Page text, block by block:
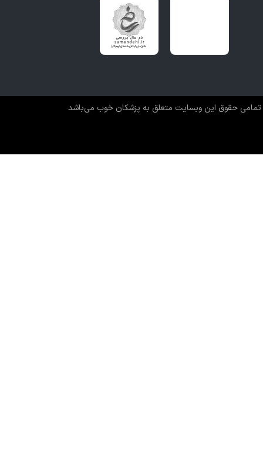
تمامی حقوق این وبسایت متعلق به پزشکان خوب می‌باشد